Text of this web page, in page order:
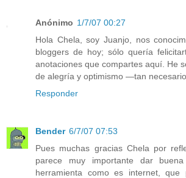
Anónimo 1/7/07 00:27
Hola Chela, soy Juanjo, nos
bloggers de hoy; sólo quería
anotaciones que compartes aquí. He
de alegría y optimismo —tan
Responder
Bender 6/7/07 07:53
Pues muchas gracias Chela por
parece muy importante dar
herramienta como es internet, que